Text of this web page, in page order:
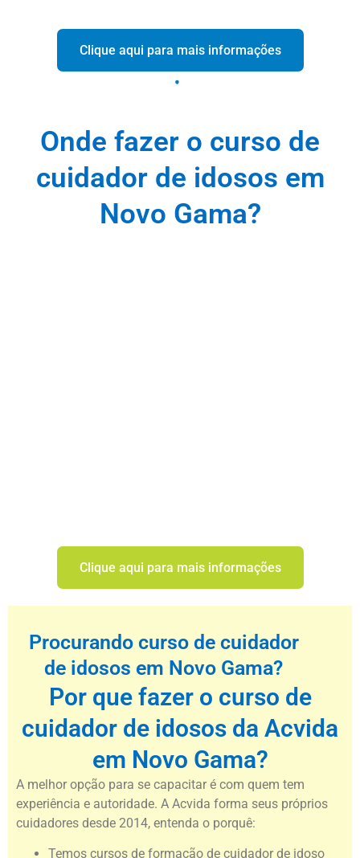
Clique aqui para mais informações
Onde fazer o curso de
cuidador de idosos em
Novo Gama?
Clique aqui para mais informações
Procurando curso de cuidador
de idosos em Novo Gama?
Por que fazer o curso de
cuidador de idosos da Acvida
em Novo Gama?
A melhor opção para se capacitar é com quem tem
experiência e autoridade. A Acvida forma seus próprios
cuidadores desde 2014, entenda o porquê:
Temos cursos de formação de cuidador de idoso